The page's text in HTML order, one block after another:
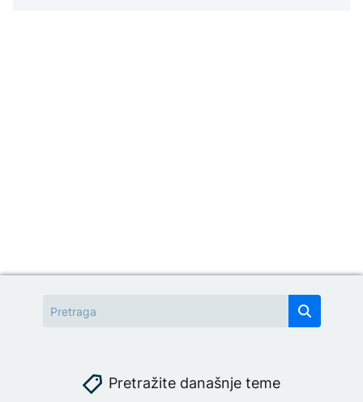
Pretražite današnje teme